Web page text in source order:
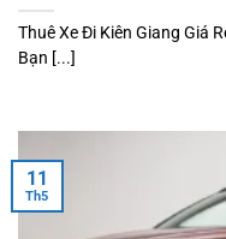
Thuê Xe Đi Kiên Giang Giá
Bạn [...]
11
Th5